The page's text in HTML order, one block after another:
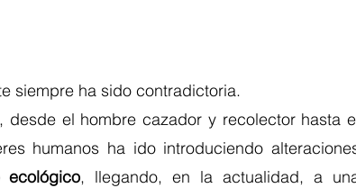
siempre ha sido contradictoria.
el hombre cazador y recolector hasta
, llegando, en la actualidad, a